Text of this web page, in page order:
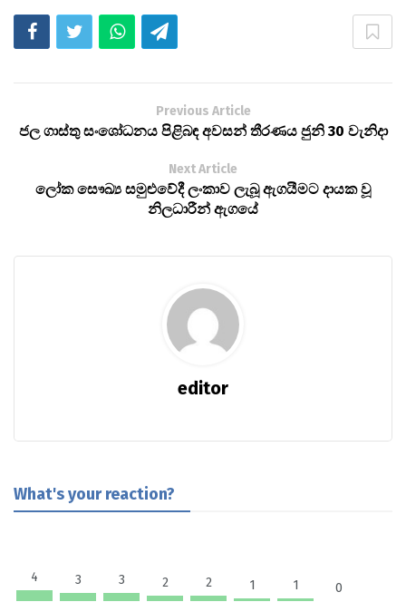
Previous Article
ජල ගාස්තු සංශෝධනය පිළිබඳ අවසන් තීරණය ජුනි 30 වැනිදා
Next Article
​ලෝක සෞඛ්‍ය සමුළුවේදී ලංකාව ලැබූ ඇගයීමට දායක වූ
නිලධාරීන් ඇගයේ
editor
What's your reaction?
4 3 3 2 2 1 1 0